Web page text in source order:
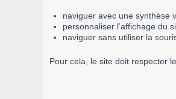
naviguer avec une synthèse
personnaliser l’affichage du
naviguer sans utiliser la
Pour cela, le site doit respecter